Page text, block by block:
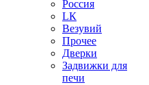
Россия
LК
Везувий
Прочее
Дверки
Задвижки для
печи